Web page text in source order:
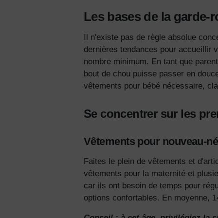
Les bases de la garde-
Il n'existe pas de règle absolue
dernières tendances pour accueillir
nombre minimum. En tant que
bout de chou puisse passer en
vêtements pour bébé nécessaire,
Se concentrer sur les
Vêtements pour nouveau-
Faites le plein de vêtements et
vêtements pour la maternité et
car ils ont besoin de temps pour
options confortables. En moyenne,